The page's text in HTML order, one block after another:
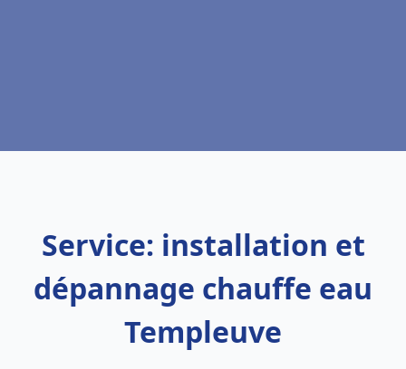
Service: installation et
dépannage chauffe eau
Templeuve